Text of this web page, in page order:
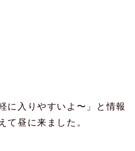
に入りやすいよ〜」と情報
て昼に来ました。